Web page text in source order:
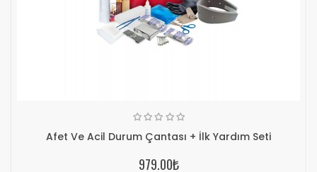
Afet Ve Acil Durum Çantası + İlk Yardım Seti
979.00₺